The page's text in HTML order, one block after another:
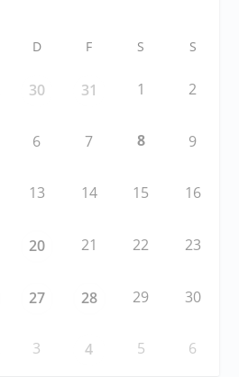
D F S S
30 31 1 2
6 7 8 9
13 14 15 16
20 21 22 23
27 28 29 30
3 4 5 6